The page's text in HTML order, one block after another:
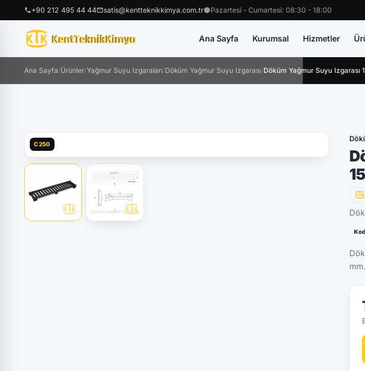
+90 212 495 44 44 satis@kentteknikkimya.com.tr Pazartesi - Cumartesi: 08:30 - 18:00
Ana Sayfa Kurumsal Hizmetler
Ana Sayfa/Ürünler/Yağmur Suyu Izgaraları/Döküm Yağmur Suyu Izgarası/Döküm Yağmur Suyu
C250
mm.